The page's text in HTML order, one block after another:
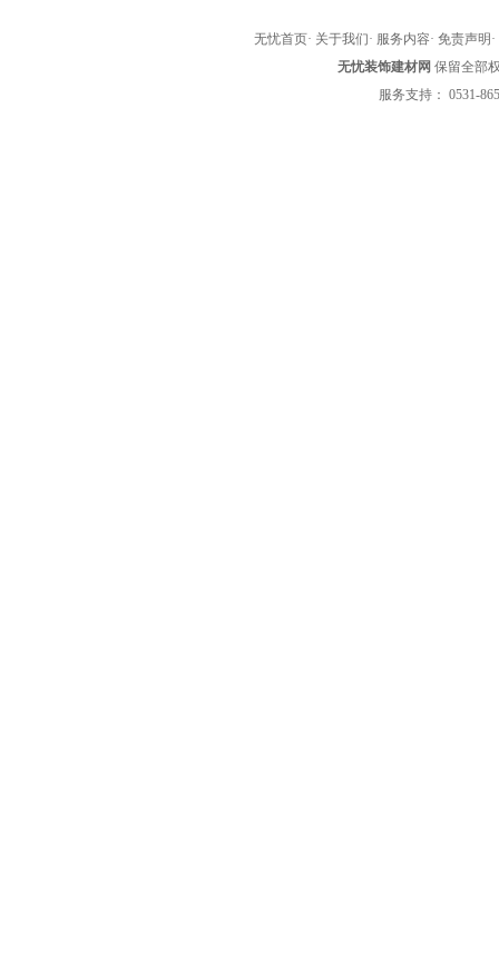
无忧首页· 关于我们· 服务内容·免责声明 ·
无忧装饰建材网 保留全部
服务支持： 0531-